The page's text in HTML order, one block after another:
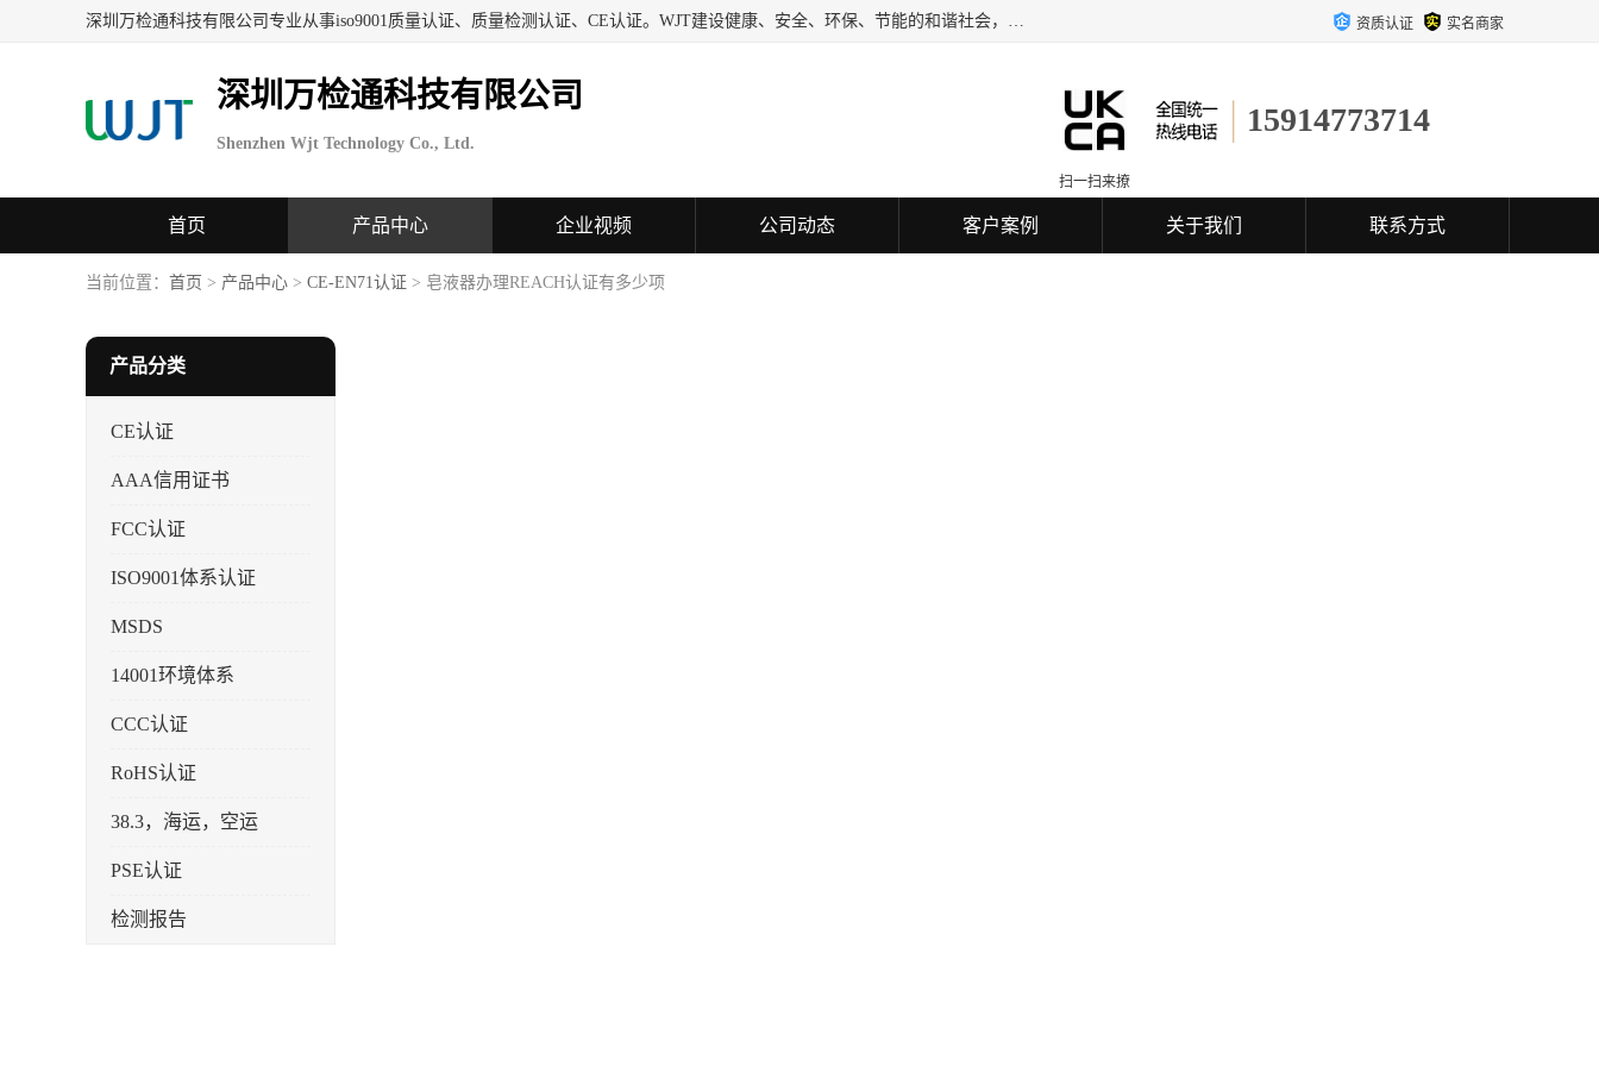
深圳万检通科技有限公司专业从事iso9001质量认证、质量检测认证、CE认证。WJT建设健康、安全、环保、节能的和谐社会，力图在检验、鉴定、测试及认证领域成为受人信赖的机构。 资质认证 实名商家
深圳万检通科技有限公司
Shenzhen Wjt Technology Co., Ltd.
15914773714
扫一扫来撩
首页 产品中心 企业视频 公司动态 客户案例 关于我们 联系方式
当前位置： 首页 > 产品中心 > CE-EN71认证 > 皂液器办理REACH认证有多少项
产品分类
CE认证
AAA信用证书
FCC认证
ISO9001体系认证
MSDS
14001环境体系
CCC认证
RoHS认证
38.3，海运，空运
PSE认证
检测报告